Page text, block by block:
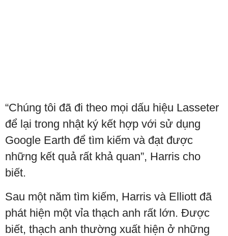
“Chúng tôi đã đi theo mọi dấu hiệu Lasseter
để lại trong nhật ký kết hợp với sử dụng
Google Earth để tìm kiếm và đạt được
những kết quả rất khả quan”, Harris cho
biết.
Sau một năm tìm kiếm, Harris và Elliott đã
phát hiện một vỉa thạch anh rất lớn. Được
biết, thạch anh thường xuất hiện ở những